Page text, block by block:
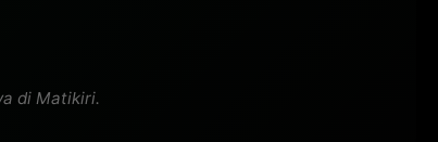
di Matikiri.